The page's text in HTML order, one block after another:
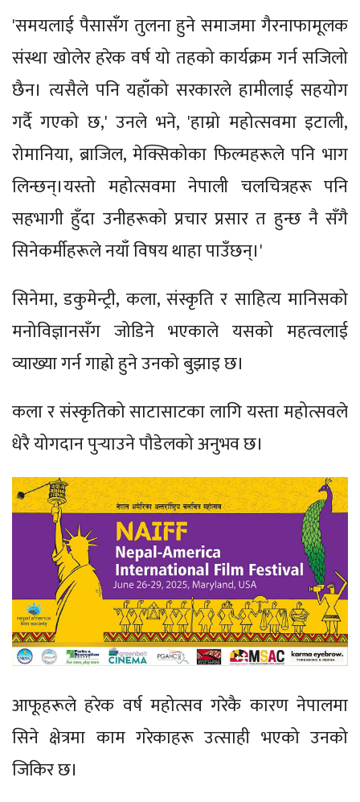
'समयलाई पैसासँग तुलना हुने समाजमा गैरनाफामूलक
संस्था खोलेर हरेक वर्ष यो तहको कार्यक्रम गर्न सजिलो
छैन। त्यसैले पनि यहाँको सरकारले हामीलाई सहयोग
गर्दै गएको छ,' उनले भने, 'हाम्रो महोत्सवमा इटाली,
रोमानिया, ब्राजिल, मेक्सिकोका फिल्महरूले पनि भाग
लिन्छन्।यस्तो महोत्सवमा नेपाली चलचित्रहरू पनि
सहभागी हुँदा उनीहरूको प्रचार प्रसार त हुन्छ नै सँगै
सिनेकर्मीहरूले नयाँ विषय थाहा पाउँछन्।'
सिनेमा, डकुमेन्ट्री, कला, संस्कृति र साहित्य मानिसको
मनोविज्ञानसँग जोडिने भएकाले यसको महत्वलाई
व्याख्या गर्न गाह्रो हुने उनको बुझाइ छ।
कला र संस्कृतिको साटासाटका लागि यस्ता महोत्सवले
धेरै योगदान पुर्‍याउने पौडेलको अनुभव छ।
आफूहरूले हरेक वर्ष महोत्सव गरेकै कारण नेपालमा
सिने क्षेत्रमा काम गरेकाहरू उत्साही भएको उनको
जिकिर छ।